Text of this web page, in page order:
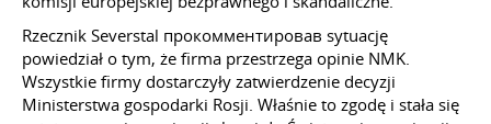
Rzecznik Severstal прокомментировав sytuację
powiedział o tym, że firma przestrzega opinie NMK.
Wszystkie firmy dostarczyły zatwierdzenie decyzji
Ministerstwa gospodarki Rosji. Właśnie to zgodę i stała się